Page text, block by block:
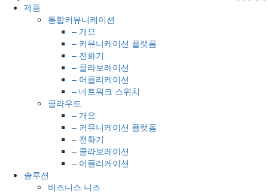
제품
통합커뮤니케이션
– 개요
– 커뮤니케이션 플랫폼
– 전화기
– 콜라보레이션
– 어플리케이션
– 네트워크 스위치
클라우드
– 개요
– 커뮤니케이션 플랫폼
– 전화기
– 콜라보레이션
– 어플리케이션
솔루션
비즈니스 니즈